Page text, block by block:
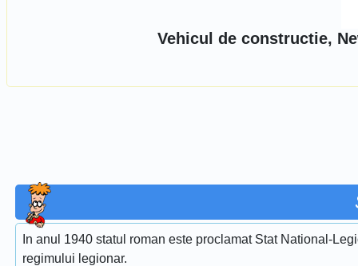
Vehicul de constructie,
In anul 1940 statul roman este proclamat Stat National-
regimului legionar.